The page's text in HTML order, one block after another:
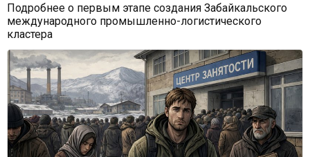
Подробнее о первым этапе создания Забайкальского
международного промышленно-логистического
кластера